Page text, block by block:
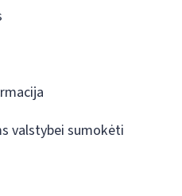
valstybei sumokėti